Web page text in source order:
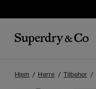
Hjem Herre Tilbehor